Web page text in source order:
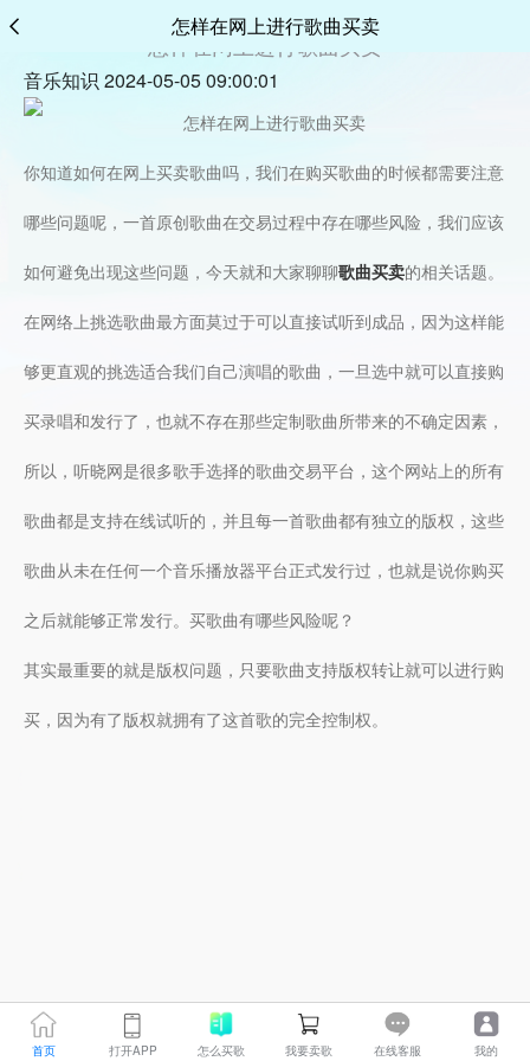
怎样在网上进行歌曲买卖
怎样在网上进行歌曲买卖
音乐知识 2024-05-05 09:00:01
你知道如何在网上买卖歌曲吗，我们在购买歌曲的时候都需要注意
哪些问题呢，一首原创歌曲在交易过程中存在哪些风险，我们应该
如何避免出现这些问题，今天就和大家聊聊歌曲买卖的相关话题。
在网络上挑选歌曲最方面莫过于可以直接试听到成品，因为这样能
够更直观的挑选适合我们自己演唱的歌曲，一旦选中就可以直接购
买录唱和发行了，也就不存在那些定制歌曲所带来的不确定因素，
所以，听晓网是很多歌手选择的歌曲交易平台，这个网站上的所有
歌曲都是支持在线试听的，并且每一首歌曲都有独立的版权，这些
歌曲从未在任何一个音乐播放器平台正式发行过，也就是说你购买
之后就能够正常发行。买歌曲有哪些风险呢？
其实最重要的就是版权问题，只要歌曲支持版权转让就可以进行购
买，因为有了版权就拥有了这首歌的完全控制权。
首页 打开APP 怎么买歌 我要卖歌 在线客服 我的